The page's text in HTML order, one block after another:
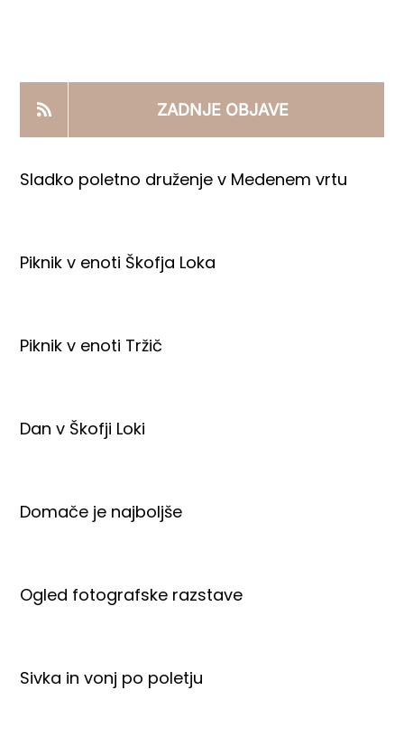
PRODAJNI IZDELKI
AKTUALNO
ZADNJE OBJAVE
Sladko poletno druženje v Medenem vrtu
Piknik v enoti Škofja Loka
Piknik v enoti Tržič
Dan v Škofji Loki
Domače je najboljše
Ogled fotografske razstave
Sivka in vonj po poletju